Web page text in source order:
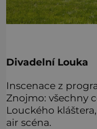
Divadelní Louka
Inscenace z
Znojmo: všechny
Louckého
air scéna.